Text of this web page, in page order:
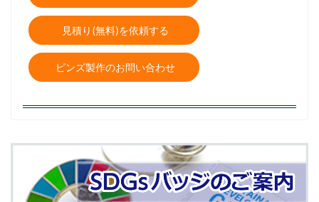
見積り(無料)を依頼する
ピンズ製作のお問い合わせ